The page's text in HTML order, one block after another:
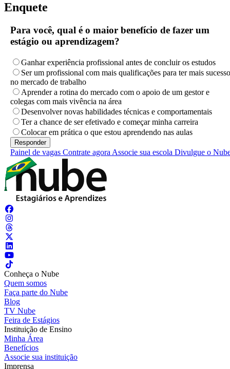
Enquete
Para você, qual é o maior benefício de fazer um
estágio ou aprendizagem?
Ganhar experiência profissional antes de concluir os estudos
Ser um profissional com mais qualificações para ter mais sucesso
no mercado de trabalho
Aprender a rotina do mercado com o apoio de um gestor e
colegas com mais vivência na área
Desenvolver novas habilidades técnicas e comportamentais
Ter a chance de ser efetivado e começar minha carreira
Colocar em prática o que estou aprendendo nas aulas
Painel de vagas Contrate agora Associe sua escola Divulgue o
Conheça o Nube
Quem somos
Faça parte do Nube
Blog
TV Nube
Feira de Estágios
Instituição de Ensino
Minha Área
Benefícios
Associe sua instituição
Imprensa